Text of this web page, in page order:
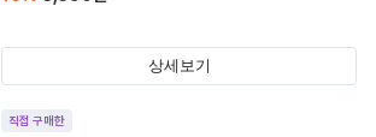
상세보기
직접 구매한